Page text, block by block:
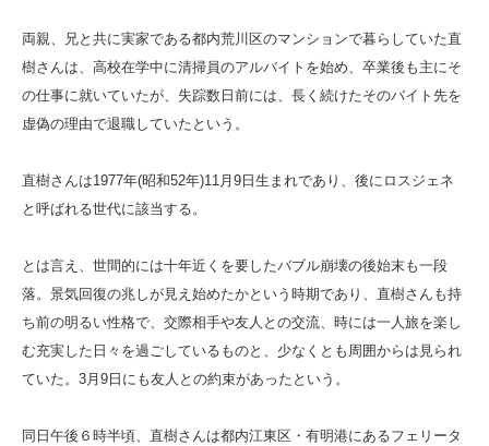
両親、兄と共に実家である都内荒川区のマンションで暮らしていた直
樹さんは、高校在学中に清掃員のアルバイトを始め、卒業後も主にそ
の仕事に就いていたが、失踪数日前には、長く続けたそのバイト先を
虚偽の理由で退職していたという。
直樹さんは1977年(昭和52年)11月9日生まれであり、後にロスジェネ
と呼ばれる世代に該当する。
とは言え、世間的には十年近くを要したバブル崩壊の後始末も一段
落。景気回復の兆しが見え始めたかという時期であり、直樹さんも持
ち前の明るい性格で、交際相手や友人との交流、時には一人旅を楽し
む充実した日々を過ごしているものと、少なくとも周囲からは見られ
ていた。3月9日にも友人との約束があったという。
同日午後６時半頃、直樹さんは都内江東区・有明港にあるフェリータ